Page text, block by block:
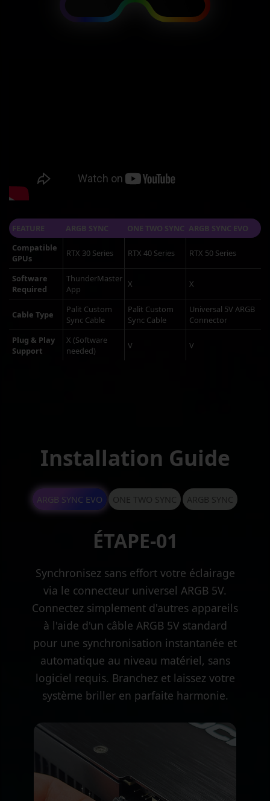
FEATURE ARGB SYNC ONE TWO SYNC ARGB SYNC EVO
Compatible
GPUs
RTX 30 Series RTX 40 Series RTX 50 Series
Software
Required
ThunderMaster
App
X X
Cable Type
Palit Custom
Sync Cable
Palit Custom
Sync Cable
Universal 5V ARGB
Connector
Plug & Play
Support
X (Software
needed)
V V
Installation Guide
ARGB SYNC EVO
ÉTAPE-01
Synchronisez sans effort votre éclairage
via le connecteur universel ARGB 5V.
Connectez simplement d'autres appareils
à l'aide d'un câble ARGB 5V standard
pour une synchronisation instantanée et
automatique au niveau matériel, sans
logiciel requis. Branchez et laissez votre
système briller en parfaite harmonie.
ONE TWO SYNC ARGB SYNC